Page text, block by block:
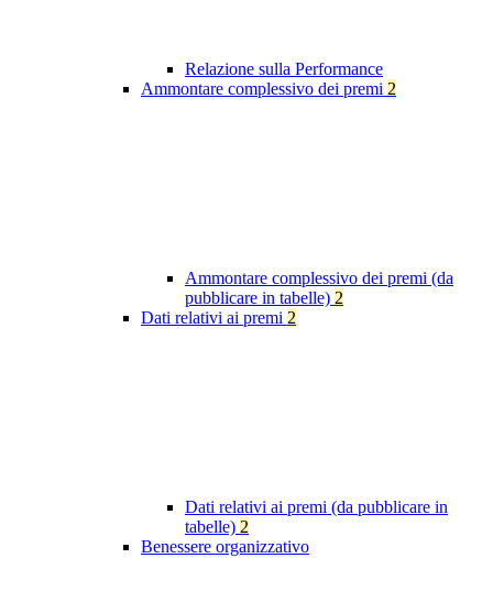
Relazione sulla Performance
Ammontare complessivo dei premi 2
Ammontare complessivo dei premi (da
pubblicare in tabelle) 2
Dati relativi ai premi 2
Dati relativi ai premi (da pubblicare in
tabelle) 2
Benessere organizzativo